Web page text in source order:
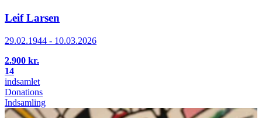
Leif Larsen
29.02.1944 - 10.03.2026
2.900 kr.
14
indsamlet
Donations
Indsamling